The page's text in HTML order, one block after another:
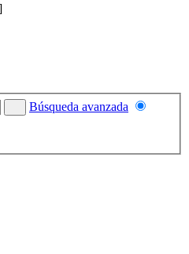
Búsqueda avanzada